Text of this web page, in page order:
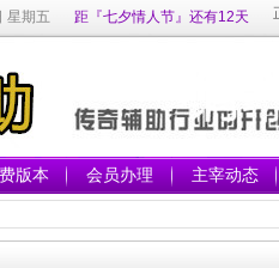
星期五 距『七夕情人节』还有12天
版本 会员办理 主宰动态